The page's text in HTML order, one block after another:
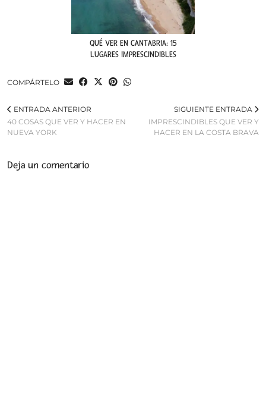
QUÉ VER EN CANTABRIA: 15
LUGARES IMPRESCINDIBLES
COMPÁRTELO
ENTRADA ANTERIOR
40 COSAS QUE VER Y HACER EN
NUEVA YORK
SIGUIENTE ENTRADA
IMPRESCINDIBLES QUE VER Y
HACER EN LA COSTA BRAVA
Deja un comentario